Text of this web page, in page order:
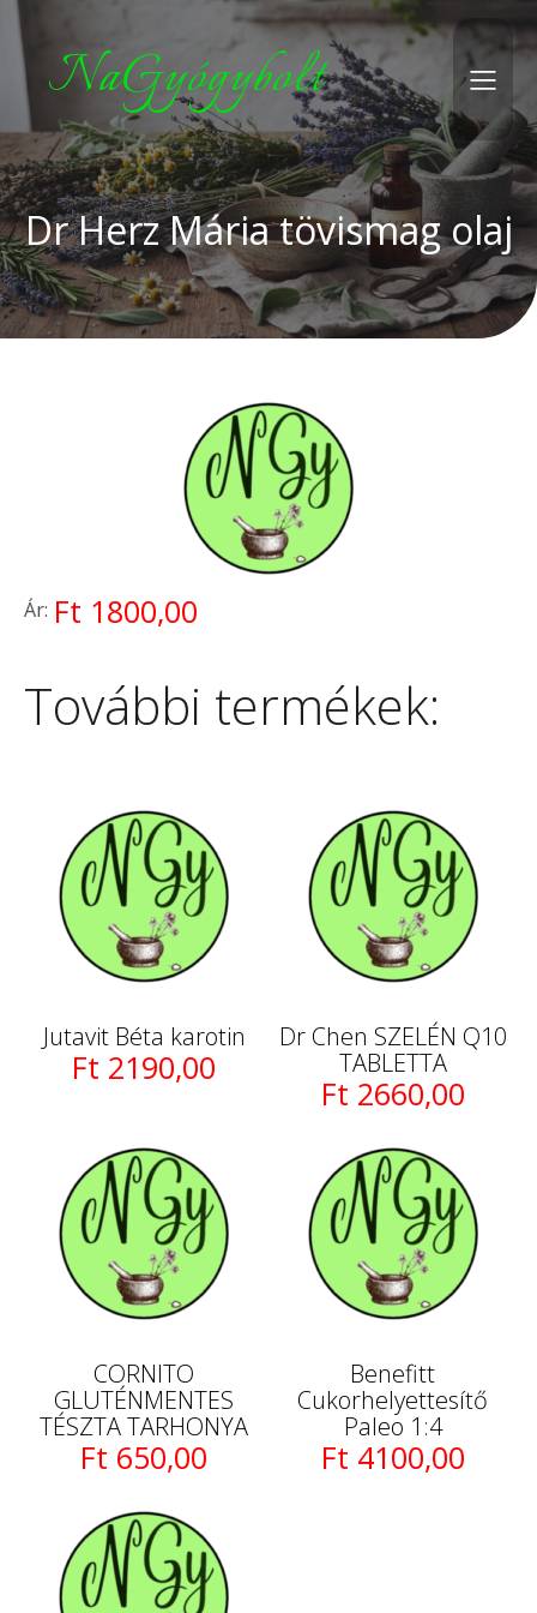
NaGyógybolt
Dr Herz Mária tövismag olaj
Ár: Ft 1800,00
További termékek:
Jutavit Béta karotin
Ft 2190,00
Dr Chen SZELÉN Q10
TABLETTA
Ft 2660,00
CORNITO
GLUTÉNMENTES
TÉSZTA TARHONYA
Ft 650,00
Benefitt
Cukorhelyettesítő
Paleo 1:4
Ft 4100,00